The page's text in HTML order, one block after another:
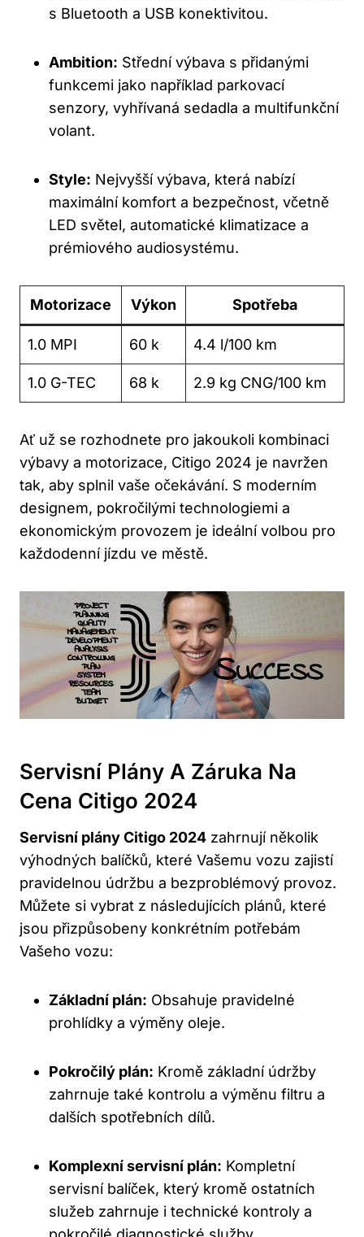
s Bluetooth a USB konektivitou.
Ambition: Střední výbava s přidanými
funkcemi jako například parkovací
senzory, vyhřívaná sedadla a multifunkční
volant.
Style: Nejvyšší výbava, která nabízí
maximální komfort a bezpečnost, včetně
LED světel, automatické klimatizace a
prémiového audiosystému.
Motorizace Výkon Spotřeba
1.0 MPI 60 k 4.4 l/100 km
1.0 G-TEC 68 k 2.9 kg CNG/100 km
Ať už se rozhodnete pro jakoukoli kombinaci
výbavy a motorizace, Citigo 2024 je navržen
tak, aby splnil vaše očekávání. S moderním
designem, pokročilými technologiemi a
ekonomickým provozem je ideální volbou pro
každodenní jízdu ve městě.
Servisní Plány A Záruka Na
Cena Citigo 2024
Servisní plány Citigo 2024 zahrnují několik
výhodných balíčků, které Vašemu vozu zajistí
pravidelnou údržbu a bezproblémový provoz.
Můžete si vybrat z následujících plánů, které
jsou přizpůsobeny konkrétním potřebám
Vašeho vozu:
Základní plán: Obsahuje pravidelné
prohlídky a výměny oleje.
Pokročilý plán: Kromě základní údržby
zahrnuje také kontrolu a výměnu filtru a
dalších spotřebních dílů.
Komplexní servisní plán: Kompletní
servisní balíček, který kromě ostatních
služeb zahrnuje i technické kontroly a